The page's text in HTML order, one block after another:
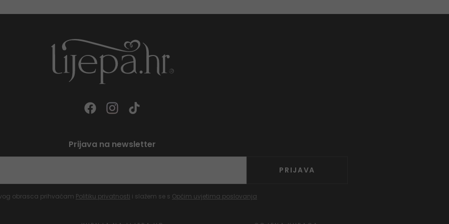
Prijava na newsletter
PRIJAVA
obrasca prihvaćam Politiku privatnosti i slažem se s Općim uvjetima poslovanja